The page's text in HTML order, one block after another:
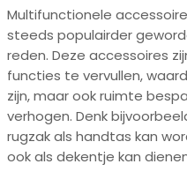
Multifunctionele
steeds populairder
reden. Deze accessoires
functies te vervullen,
zijn, maar ook ruimte
verhogen. Denk
rugzak als handtas kan
ook als dekentje kan